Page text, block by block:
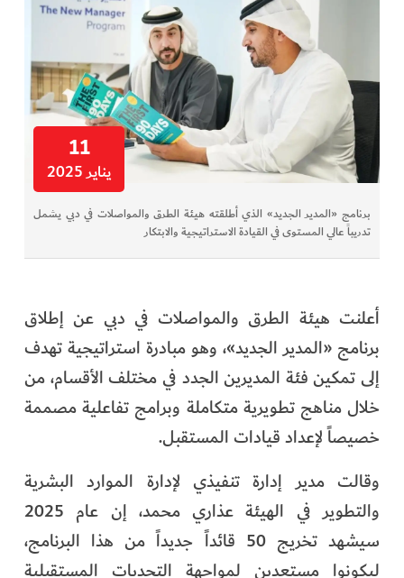
تقارير الخور
فيديو
كل الأقسام
أبناء الديرة
تكنولوجيا
من العالم
الأكثر قراءة
11
يناير 2025
برنامج «المدير الجديد» الذي أطلقته هيئة الطرق والمواصلات في دبي يشمل
تدريباً عالي المستوى في القيادة الاستراتيجية والابتكار
أعلنت هيئة الطرق والمواصلات في دبي عن إطلاق
برنامج «المدير الجديد»، وهو مبادرة استراتيجية تهدف
إلى تمكين فئة المديرين الجدد في مختلف الأقسام، من
خلال مناهج تطويرية متكاملة وبرامج تفاعلية مصممة
خصيصاً لإعداد قيادات المستقبل.
وقالت مدير إدارة تنفيذي لإدارة الموارد البشرية
والتطوير في الهيئة عذاري محمد، إن عام 2025
سيشهد تخريج 50 قائداً جديداً من هذا البرنامج،
ليكونوا مستعدين لمواجهة التحديات المستقبلية